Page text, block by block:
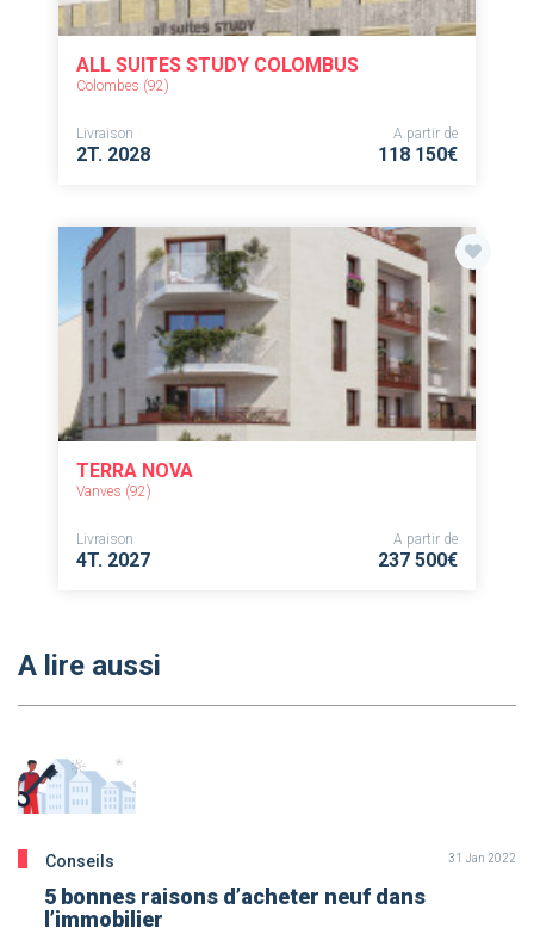
ALL SUITES STUDY COLOMBUS
Colombes (92)
Livraison
2T. 2028
A partir de
118 150€
TERRA NOVA
Vanves (92)
Livraison
4T. 2027
A partir de
237 500€
A lire aussi
Conseils 31 Jan 2022
5 bonnes raisons d’acheter neuf dans
l’immobilier